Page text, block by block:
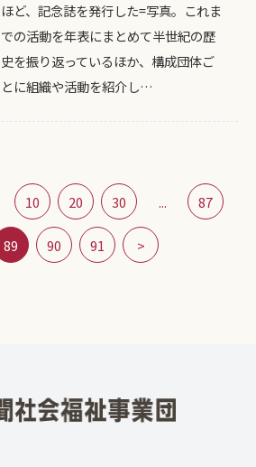
ほど、記念誌を発行した=写真。これま
での活動を年表にまとめて半世紀の歴
史を振り返っているほか、構成団体ご
とに組織や活動を紹介し…
10 20 30 ... 87
89 90 91 >